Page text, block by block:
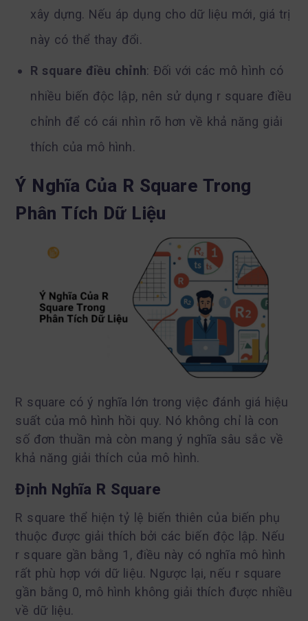
xây dựng. Nếu áp dụng cho dữ liệu mới, giá trị
này có thể thay đổi.
R square điều chỉnh: Đối với các mô hình có
nhiều biến độc lập, nên sử dụng r square điều
chỉnh để có cái nhìn rõ hơn về khả năng giải
thích của mô hình.
Ý Nghĩa Của R Square Trong
Phân Tích Dữ Liệu
R square có ý nghĩa lớn trong việc đánh giá hiệu
suất của mô hình hồi quy. Nó không chỉ là con
số đơn thuần mà còn mang ý nghĩa sâu sắc về
khả năng giải thích của mô hình.
Định Nghĩa R Square
R square thể hiện tỷ lệ biến thiên của biến phụ
thuộc được giải thích bởi các biến độc lập. Nếu
r square gần bằng 1, điều này có nghĩa mô hình
rất phù hợp với dữ liệu. Ngược lại, nếu r square
gần bằng 0, mô hình không giải thích được nhiều
về dữ liệu.